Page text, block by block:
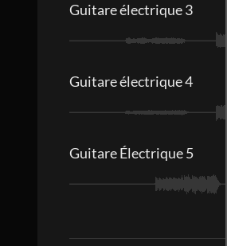
Guitare électrique 3
Guitare électrique 4
Guitare Électrique 5